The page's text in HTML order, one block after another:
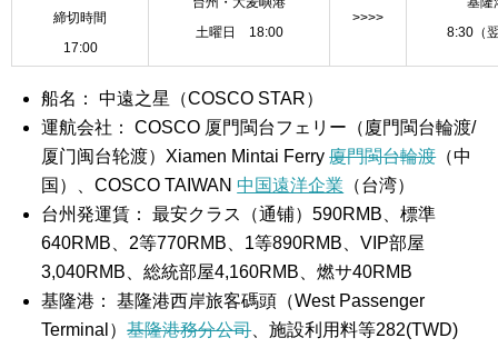
締切時間
17:00
土曜日 18:00
>>>>
8:30（
船名： 中遠之星（COSCO STAR）
運航会社： COSCO 厦門閩台フェリー（廈門閩台輪渡/
厦门闽台轮渡）Xiamen Mintai Ferry廈門閩台輪渡（中
国）、COSCO TAIWAN中国遠洋企業 （台湾）
台州発運賃： 最安クラス（通铺）590RMB、標準
640RMB、2等770RMB、1等890RMB、VIP部屋
3,040RMB、総統部屋4,160RMB、燃サ40RMB
基隆港： 基隆港西岸旅客碼頭（West Passenger
Terminal）基隆港務分公司、施設利用料等282(TWD)